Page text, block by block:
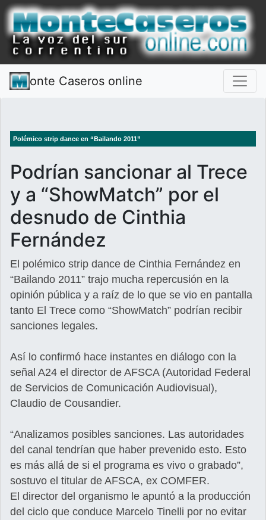
onte Caseros online
Polémico strip dance en “Bailando 2011”
Podrían sancionar al Trece
y a “ShowMatch” por el
desnudo de Cinthia
Fernández
El polémico strip dance de Cinthia Fernández en
“Bailando 2011” trajo mucha repercusión en la
opinión pública y a raíz de lo que se vio en pantalla
tanto El Trece como “ShowMatch” podrían recibir
sanciones legales.
Así lo confirmó hace instantes en diálogo con la
señal A24 el director de AFSCA (Autoridad Federal
de Servicios de Comunicación Audiovisual),
Claudio de Cousandier.
“Analizamos posibles sanciones. Las autoridades
del canal tendrían que haber prevenido esto. Esto
es más allá de si el programa es vivo o grabado”,
sostuvo el titular de AFSCA, ex COMFER.
El director del organismo le apuntó a la producción
del ciclo que conduce Marcelo Tinelli por no evitar